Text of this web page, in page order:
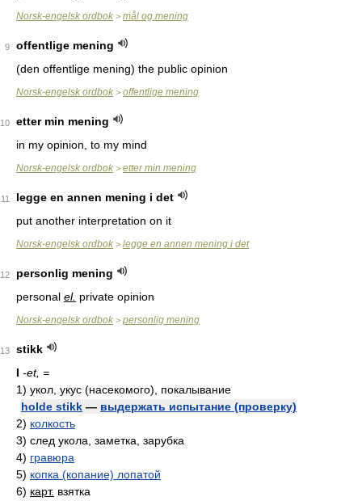
Norsk-engelsk ordbok > mål og mening
9
offentlige mening
(den offentlige mening) the public opinion
Norsk-engelsk ordbok > offentlige mening
10
etter min mening
in my opinion, to my mind
Norsk-engelsk ordbok > etter min mening
11
legge en annen mening i det
put another interpretation on it
Norsk-engelsk ordbok > legge en annen mening i det
12
personlig mening
personal el. private opinion
Norsk-engelsk ordbok > personlig mening
13
stikk
I -et, =
1) укол, укус (насекомого), покалывание
holde stikk — выдержать испытание (проверку)
2) колкость
3) след укола, заметка, зарубка
4) гравюра
5) копка (копание) лопатой
6) карт. взятка